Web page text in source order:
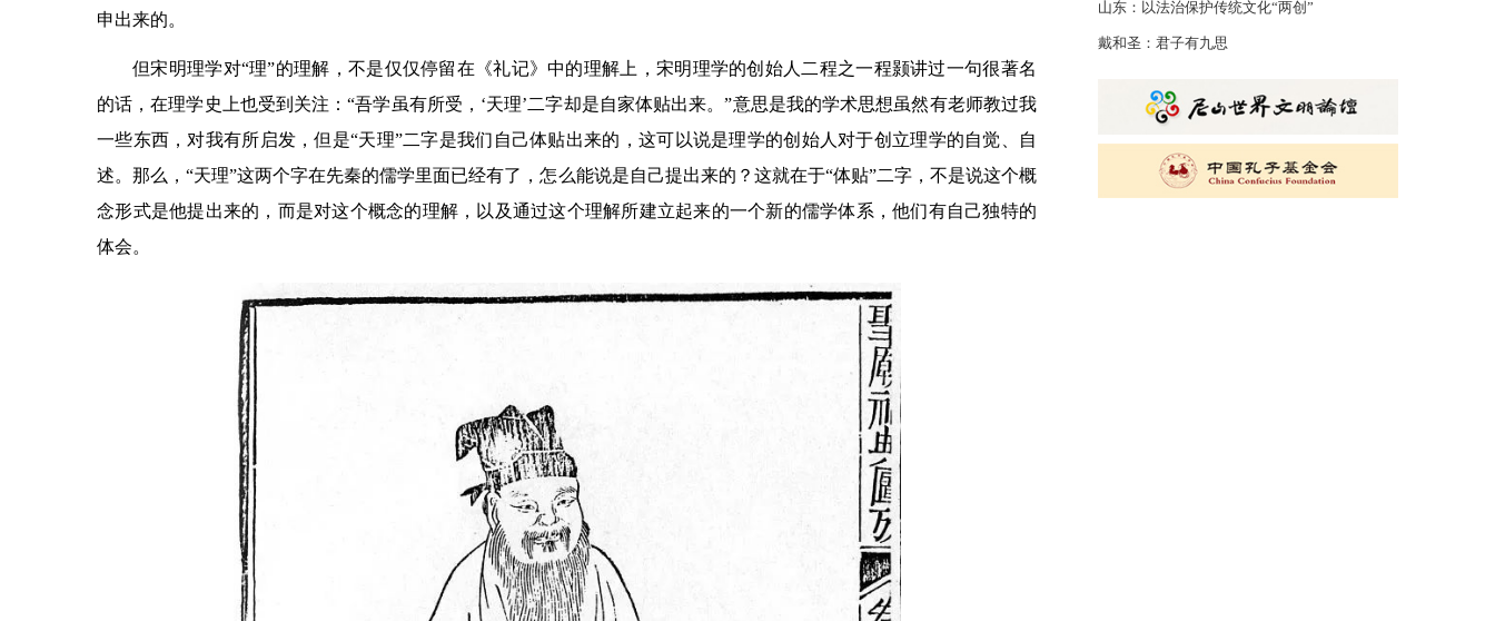
申出来的。
但宋明理学对“理”的理解，不是仅仅停留在《礼记》中的理解上，宋明理学的创始人二程之一程颢讲过一句很著名
的话，在理学史上也受到关注：“吾学虽有所受，‘天理’二字却是自家体贴出来。”意思是我的学术思想虽然有老师教过我
一些东西，对我有所启发，但是“天理”二字是我们自己体贴出来的，这可以说是理学的创始人对于创立理学的自觉、自
述。那么，“天理”这两个字在先秦的儒学里面已经有了，怎么能说是自己提出来的？这就在于“体贴”二字，不是说这个概
念形式是他提出来的，而是对这个概念的理解，以及通过这个理解所建立起来的一个新的儒学体系，他们有自己独特的
体会。
山东：以法治保护传统文化“两创”
戴和圣：君子有九思